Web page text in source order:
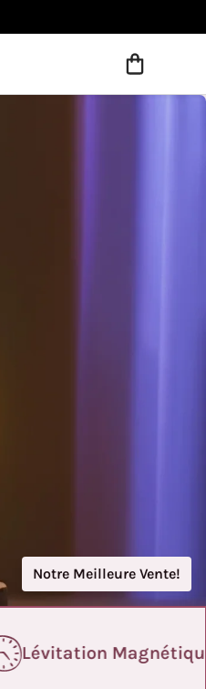
Notre Meilleure Vente!
Lévitation Magnétique